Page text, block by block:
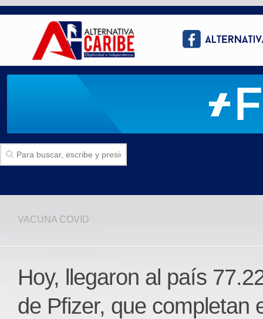
Politica
Deportes
JUDICIAL
VACUNA COVID
Hoy, llegaron al país
de Pfizer, que completan